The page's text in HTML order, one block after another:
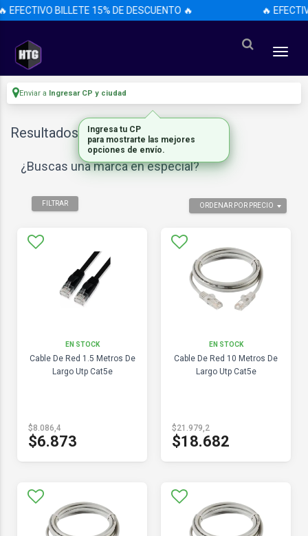
EFECTIVO BILLETE 15% DE DESCUENTO 🔥 🔥
Enviar a Ingresar CP y ciudad
Resultados para"cable de red"
¿Buscas una marca en especial?
FILTRAR ORDENAR POR PRECIO
EN STOCK
Cable De Red 1.5 Metros De
Largo Utp Cat5e
$8.086,4
$6.873
EN STOCK
Cable De Red 10 Metros De
Largo Utp Cat5e
$21.979,2
$18.682